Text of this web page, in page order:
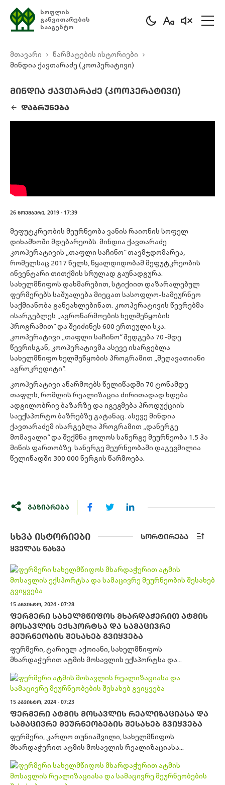
სოფლის
განვითარების
სააგენტო
მთავარი
წარმატების ისტორიები
მინდია ქავთარაძე (კოოპერატივი)
ᲛᲘᲜᲓᲘᲐ ᲥᲐᲕᲗᲐᲠᲐᲫᲔ (ᲙᲝᲝᲞᲔᲠᲐᲢᲘᲕᲘ)
ᲓᲐᲑᲠᲣᲜᲔᲑᲐ
26 ᲜᲝᲔᲛᲑᲔᲠᲘ, 2019 - 17:39
მეფუტკრეობის მეურნეობა ვანის რაიონის სოფელ
დიხაშხოში მდებარეობს. მინდია ქავთარაძე
კოოპერატივის „თაფლი საჩინო“ თავმჯდომარეა,
რომელსაც 2017 წელს, წყალდიდობამ მეფუტკრეობის
ინვენტარი თითქმის სრულად გაუნადგურა.
სახელმწიფოს დახმარებით, სტიქიით დაზარალებულ
ფერმერებს საშუალება მიეცათ სასოფლო-სამეურნეო
საქმიანობა განეახლებინათ. კოოპერატივის წევრებმა
ისარგებლეს „აგროწარმოების ხელშეწყობის
პროგრამით“ და შეიძინეს 600 ერთეული სკა.
კოოპერატივი „თაფლი საჩინო“ შედგება 70-მდე
წევრისგან, კოოპერატივმა ასევე ისარგებლა
სახელმწიფო ხელშეწყობის პროგრამით „შეღავათიანი
აგროკრედიტი“.
კოოპერატივი აწარმოებს წელიწადში 70 ტონამდე
თაფლს, რომლის რეალიზაცია ძირითადად ხდება
ადგილობრივ ბაზარზე და იგეგმება პროდუქციის
საექსპორტო ბაზრებზე გატანაც. ასევე მინდია
ქავთარაძემ ისარგებლა პროგრამით „დანერგე
მომავალი“ და შექმნა ჟოლოს სანერგე მეურნეობა 1.5 ჰა
მიწის ფართობზე. სანერგე მეურნეობაში დაგეგმილია
წელიწადში 300 000 ნერგის წარმოება.
ᲒᲐᲖᲘᲐᲠᲔᲑᲐ
ᲡᲮᲕᲐ ᲘᲡᲢᲝᲠᲘᲔᲑᲘ
ᲡᲝᲠᲢᲘᲠᲔᲑᲐ
ᲧᲕᲔᲚᲐᲡ ᲜᲐᲮᲕᲐ
15 ᲐᲒᲕᲘᲡᲢᲝ, 2024 - 07:28
ᲤᲔᲠᲛᲔᲠᲘ ᲡᲐᲮᲔᲚᲛᲬᲘᲤᲝᲡ ᲛᲮᲐᲠᲓᲐᲭᲔᲠᲘᲗ ᲐᲢᲛᲘᲡ
ᲛᲝᲡᲐᲕᲚᲘᲡ ᲔᲥᲡᲞᲝᲠᲢᲡᲐ ᲓᲐ ᲡᲐᲛᲐᲪᲘᲕᲠᲔ
ᲛᲔᲣᲠᲜᲔᲝᲑᲘᲡ ᲨᲔᲡᲐᲮᲔᲑ ᲒᲕᲘᲧᲕᲔᲑᲐ
ფერმერი, ტარიელ აქოიანი, სახელმწიფოს
მხარდაჭერით ატმის მოსავლის ექსპორტსა და...
15 ᲐᲒᲕᲘᲡᲢᲝ, 2024 - 07:23
ᲤᲔᲠᲛᲔᲠᲘ ᲐᲢᲛᲘᲡ ᲛᲝᲡᲐᲕᲚᲘᲡ ᲠᲔᲐᲚᲘᲖᲐᲪᲘᲐᲡᲐ ᲓᲐ
ᲡᲐᲛᲐᲪᲘᲕᲠᲔ ᲛᲔᲣᲠᲜᲔᲝᲑᲔᲑᲘᲡ ᲨᲔᲡᲐᲮᲔᲑ ᲒᲕᲘᲧᲕᲔᲑᲐ
ფერმერი, კარლო თუნიაშვილი, სახელმწიფოს
მხარდაჭერით ატმის მოსავლის რეალიზაციასა...